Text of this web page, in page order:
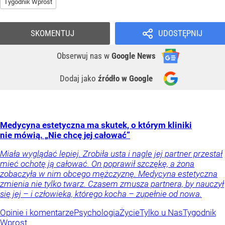
Tygodnik Wprost
UDOSTĘPNIJ
Obserwuj nas w Google News
Dodaj jako źródło w Google
SKOMENTUJ
Medycyna estetyczna ma skutek, o którym kliniki
nie mówią. „Nie chcę jej całować”
Miała wyglądać lepiej. Zrobiła usta i nagle jej partner przestał
mieć ochotę ją całować. On poprawił szczękę, a żona
zobaczyła w nim obcego mężczyznę. Medycyna estetyczna
zmienia nie tylko twarz. Czasem zmusza partnera, by nauczył
się jej – i człowieka, którego kocha – zupełnie od nowa.
Opinie i komentarzePsychologiaŻycieTylko u NasTygodnik
Wprost